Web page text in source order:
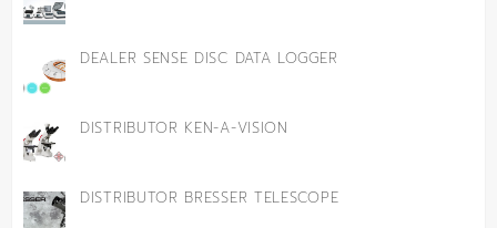
DEALER SENSE DISC DATA LOGGER
DISTRIBUTOR KEN-A-VISION
DISTRIBUTOR BRESSER TELESCOPE